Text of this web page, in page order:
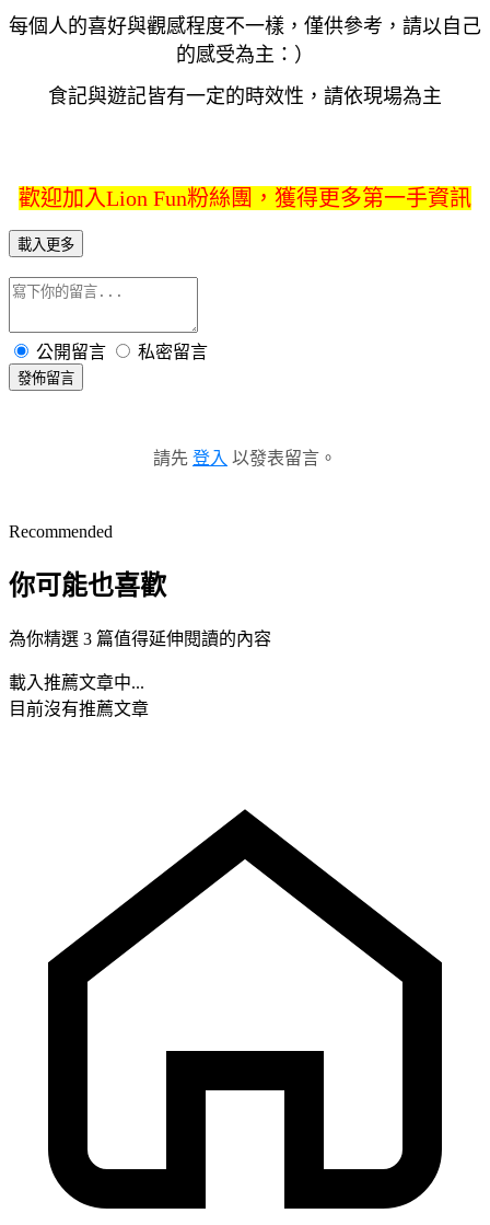
每個人的喜好與觀感程度不一樣，僅供參考，請以自己
的感受為主：）
食記與遊記皆有一定的時效性，請依現場為主
歡迎加入Lion Fun粉絲團，獲得更多第一手資訊
載入更多
公開留言 私密留言
發佈留言
請先 登入 以發表留言。
Recommended
你可能也喜歡
為你精選 3 篇值得延伸閱讀的內容
載入推薦文章中...
目前沒有推薦文章